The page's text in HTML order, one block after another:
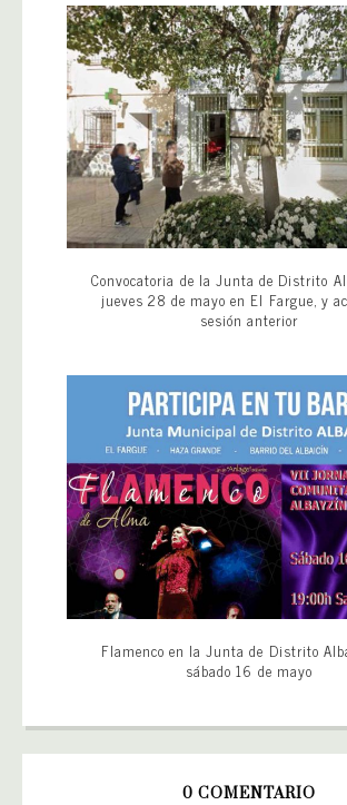
Convocatoria de la Junta de Distrito
jueves 28 de mayo en El Fargue, y
sesión anterior
Flamenco en la Junta de Distrito
sábado 16 de mayo
0 COMENTARIO